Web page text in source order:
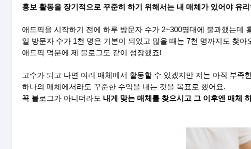
홍보 활동을 장기적으로 꾸준히 하기 위해서는 내 매체가 있어야 유
애드픽을 시작하기 전에 하루 방문자 수가 2~300명대에 불과했는데
일 방문자 수가 1천 명은 기본이 되었고 많을 때는 7천 명까지도 찾아
애드픽 덕분에 제 블로그도 같이 성장했죠!
고수가 되고 나면 여러 매체에서 활동할 수 있겠지만 저는 아직 부족
하나의 매체에서라도 꾸준한 수익을 내는 것을 목표로 했어요.
꼭 블로그가 아니더라도 내게 맞는 매체를 찾으시고 그 이후엔 매체